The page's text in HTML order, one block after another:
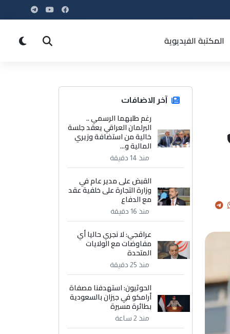
المكتبة الفيديوية
آخر الاضافات
رغم طلبهما الرسمي ..
البرلمان العراقي يعقد جلسة
خالية من استضافة وزيري
المالية و...
منذ 14 دقيقة
القبض على مدير عام في
وزارة التجارة على خلفية عقد
مع الدفاع
منذ 16 دقيقة
عراقجي: لا نجري حاليا أي
مفاوضات مع الولايات
المتحدة
منذ 25 دقيقة
الحوثيون: استهدفنا مصفاة
أرامكو في جيزان بالسعودية
بطائرة مسيرة
منذ 2 ساعة